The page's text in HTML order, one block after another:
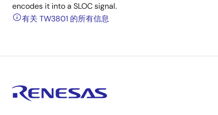
encodes it into a SLOC signal.
有关 TW3801 的所有信息